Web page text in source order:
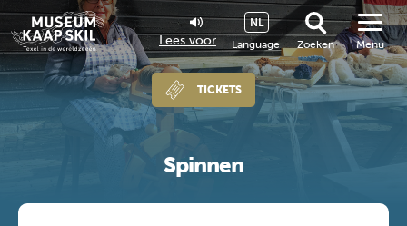
Lees voor Language
NL
Zoeken
TICKETS
Menu
Spinnen